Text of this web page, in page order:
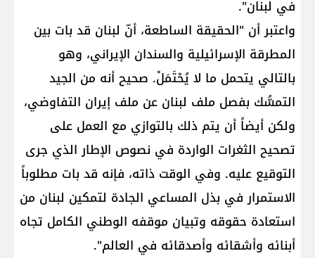
في لبنان".
واعتبر أن "الحقيقة الساطعة، أنّ لبنان قد بات بين
المطرقة الإسرائيلية والسندان الإيراني، وهو
بالتالي يتحمل ما لا يُحْتَمَلْ. صحيح أنه من الجيد
التمسُّك بفصل ملف لبنان عن ملف إيران التفاوضي،
ولكن أيضاً أن يتم ذلك بالتوازي مع العمل على
تصحيح الثغرات الواردة في نصوص الإطار الذي جرى
التوقيع عليه. وفي الوقت ذاته، فإنه قد بات مطلوباً
الاستمرار في بذل المساعي الجادة لتمكين لبنان من
استعادة حقوقه وتبيان موقفه الوطني الكامل تجاه
أبنائه وأشقائه وأصدقائه في العالم".